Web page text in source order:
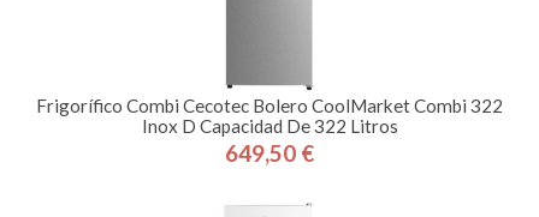
Frigorífico Combi Cecotec Bolero CoolMarket Combi 322
Inox D Capacidad De 322 Litros
Precio
649,50 €